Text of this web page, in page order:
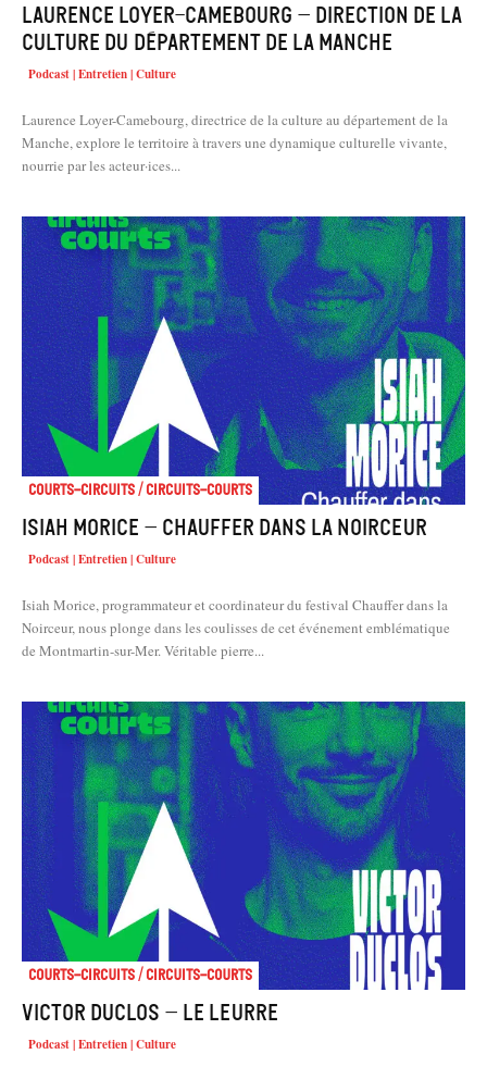
Laurence Loyer-Camebourg – Direction de la
Culture du Département de la Manche
Podcast | Entretien | Culture
Laurence Loyer-Camebourg, directrice de la culture au département de la
Manche, explore le territoire à travers une dynamique culturelle vivante,
nourrie par les acteur·ices...
Courts-Circuits / Circuits-Courts
Isiah Morice – Chauffer dans la Noirceur
Podcast | Entretien | Culture
Isiah Morice, programmateur et coordinateur du festival Chauffer dans la
Noirceur, nous plonge dans les coulisses de cet événement emblématique
de Montmartin-sur-Mer. Véritable pierre...
Courts-Circuits / Circuits-Courts
Victor Duclos – Le Leurre
Podcast | Entretien | Culture